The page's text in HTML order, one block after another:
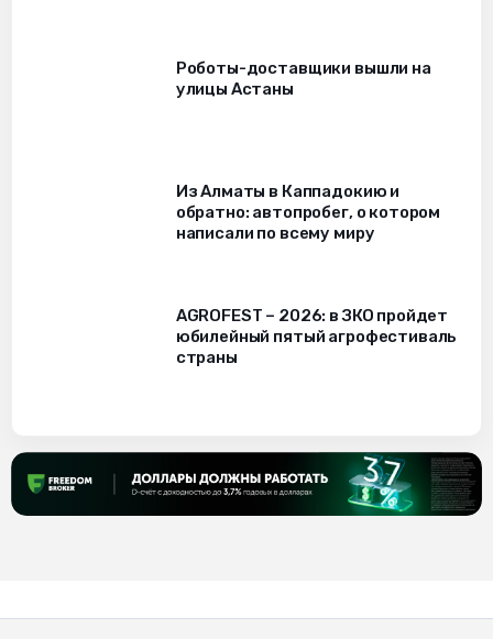
Роботы-доставщики вышли на
улицы Астаны
Из Алматы в Каппадокию и
обратно: автопробег, о котором
написали по всему миру
AGROFEST – 2026: в ЗКО пройдет
юбилейный пятый агрофестиваль
страны